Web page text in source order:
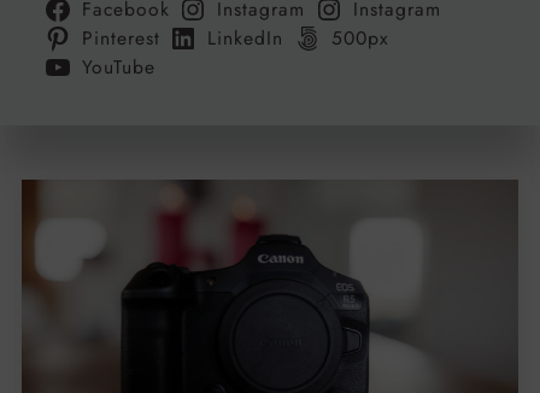
Facebook Instagram
Instagram
Pinterest
LinkedIn
500px
YouTube